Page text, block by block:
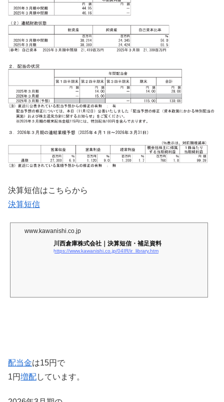
決算短信はこちらから
決算短信
www.kawanishi.co.jp
川西倉庫株式会社｜決算短信・補足資料
https://www.kawanishi.co.jp/04IR/ir_library.htm
配当金は15円で
1円増配しています。